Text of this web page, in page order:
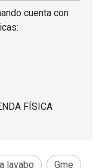
cuenta con
FÍSICA
lavabo Gme